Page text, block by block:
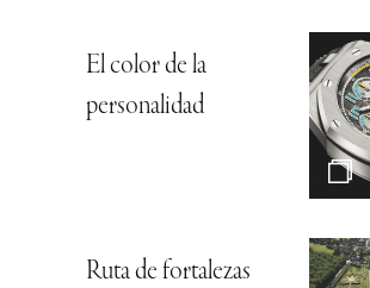
El color de la
personalidad
Ruta de fortalezas